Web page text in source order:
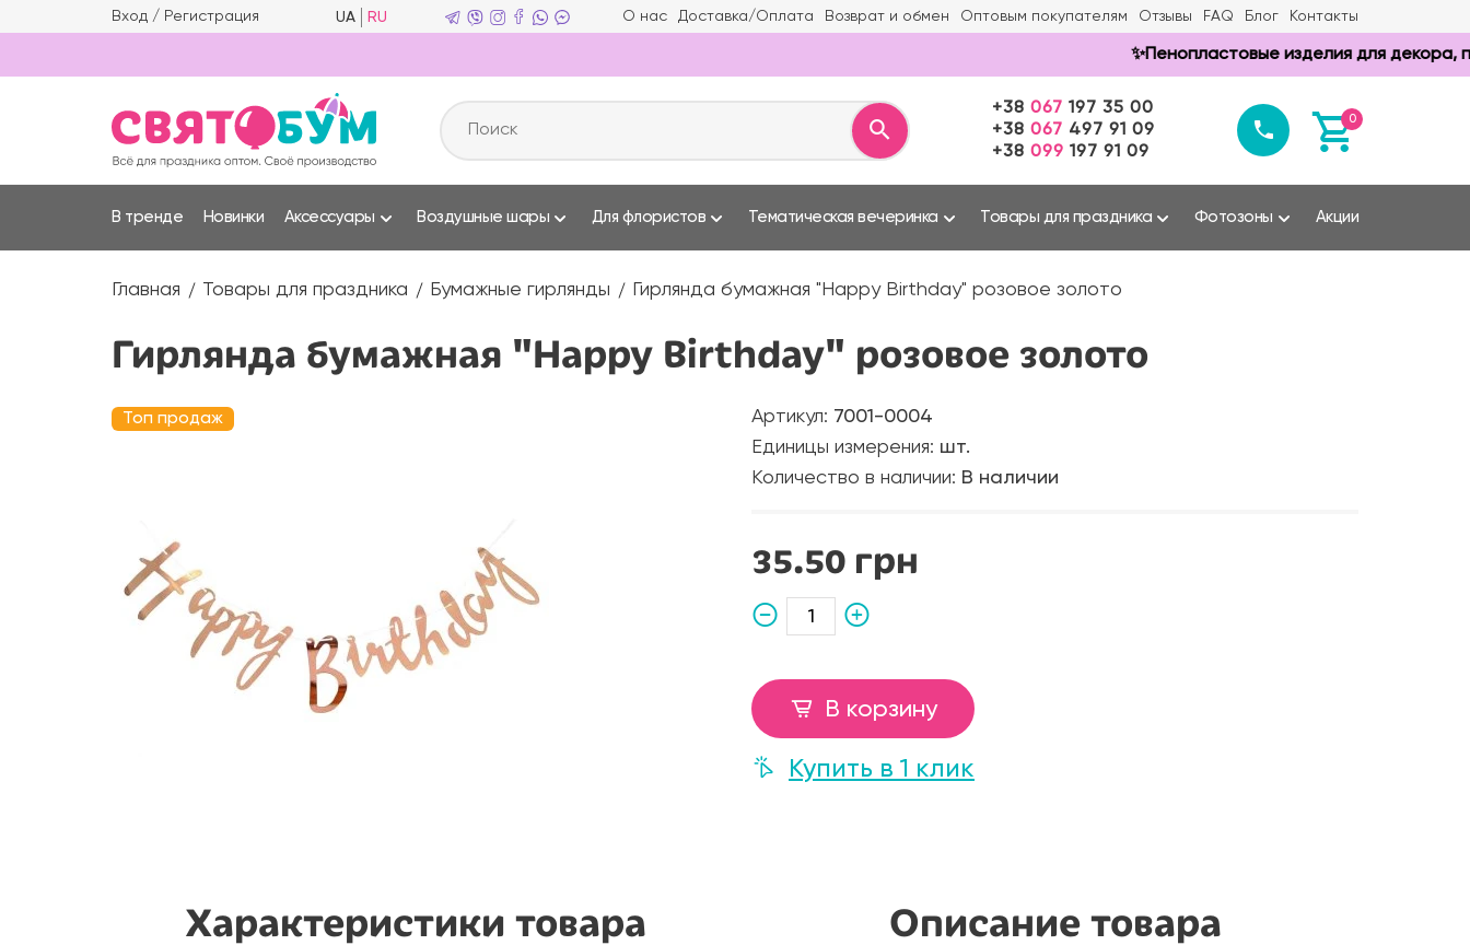
Вход / Регистрация UA RU О нас Доставка/Оплата Возврат и обмен Оптовым покупателям Отзывы FAQ Блог Контакты
✨Пенопластовые изделия для декора,
+38 067 197 35 00
+38 067 497 91 09
+38 099 197 91 09
0
В тренде Новинки Аксессуары Воздушные шары Для флористов Тематическая вечеринка Товары для праздника Фотозоны Акции
Главная Товары для праздника Бумажные гирлянды Гирлянда бумажная "Happy Birthday" розовое золото
Гирлянда бумажная "Happy Birthday" розовое золото
Топ продаж Артикул: 7001-0004
Единицы измерения: шт.
Количество в наличии: В наличии
35.50 грн
В корзину
Купить в 1 клик
Характеристики товара Описание товара